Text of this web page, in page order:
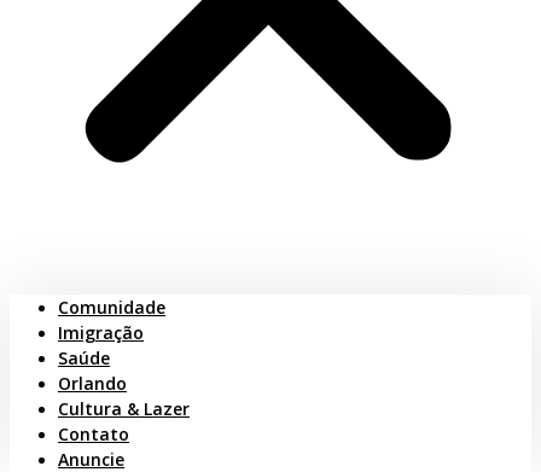
Comunidade
Imigração
Saúde
Orlando
Cultura & Lazer
Contato
Anuncie